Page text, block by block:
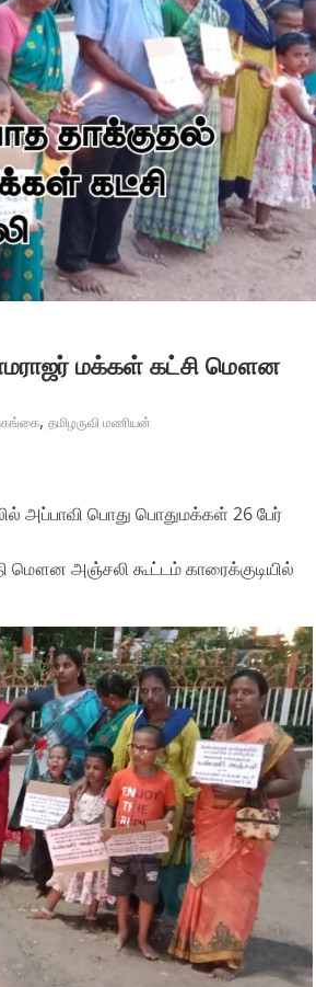
மக்கள் கட்சி மௌன
, தமிழருவி மணியன்
அப்பாவி பொது பொதுமக்கள் 26 பேர்
மௌன அஞ்சலி கூட்டம் காரைக்குடியில்